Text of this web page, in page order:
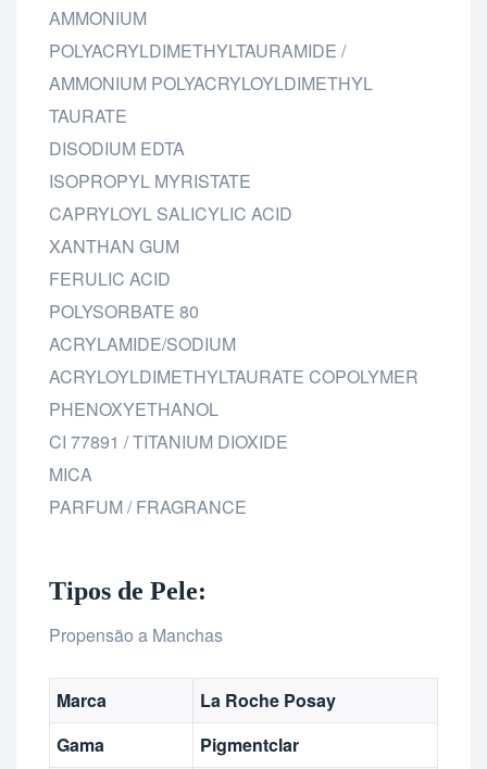
AMMONIUM
POLYACRYLDIMETHYLTAURAMIDE /
AMMONIUM POLYACRYLOYLDIMETHYL
TAURATE
DISODIUM EDTA
ISOPROPYL MYRISTATE
CAPRYLOYL SALICYLIC ACID
XANTHAN GUM
FERULIC ACID
POLYSORBATE 80
ACRYLAMIDE/SODIUM
ACRYLOYLDIMETHYLTAURATE COPOLYMER
PHENOXYETHANOL
CI 77891 / TITANIUM DIOXIDE
MICA
PARFUM / FRAGRANCE
Tipos de Pele:
Propensão a Manchas
Marca
La Roche Posay
Gama
Pigmentclar